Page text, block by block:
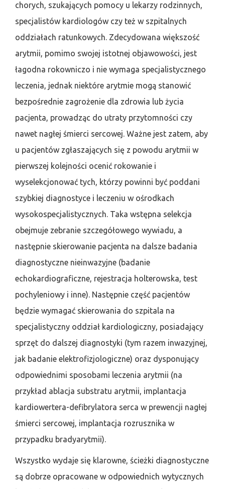
chorych, szukających pomocy u lekarzy rodzinnych,
specjalistów kardiologów czy też w szpitalnych
oddziałach ratunkowych. Zdecydowana większość
arytmii, pomimo swojej istotnej objawowości, jest
łagodna rokowniczo i nie wymaga specjalistycznego
leczenia, jednak niektóre arytmie mogą stanowić
bezpośrednie zagrożenie dla zdrowia lub życia
pacjenta, prowadząc do utraty przytomności czy
nawet nagłej śmierci sercowej. Ważne jest zatem, aby
u pacjentów zgłaszających się z powodu arytmii w
pierwszej kolejności ocenić rokowanie i
wyselekcjonować tych, którzy powinni być poddani
szybkiej diagnostyce i leczeniu w ośrodkach
wysokospecjalistycznych. Taka wstępna selekcja
obejmuje zebranie szczegółowego wywiadu, a
następnie skierowanie pacjenta na dalsze badania
diagnostyczne nieinwazyjne (badanie
echokardiograficzne, rejestracja holterowska, test
pochyleniowy i inne). Następnie część pacjentów
będzie wymagać skierowania do szpitala na
specjalistyczny oddział kardiologiczny, posiadający
sprzęt do dalszej diagnostyki (tym razem inwazyjnej,
jak badanie elektrofizjologiczne) oraz dysponujący
odpowiednimi sposobami leczenia arytmii (na
przykład ablacja substratu arytmii, implantacja
kardiowertera-defibrylatora serca w prewencji nagłej
śmierci sercowej, implantacja rozrusznika w
przypadku bradyarytmii).
Wszystko wydaje się klarowne, ścieżki diagnostyczne
są dobrze opracowane w odpowiednich wytycznych